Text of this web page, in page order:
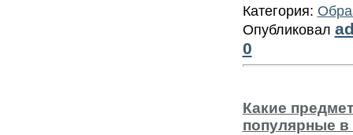
Категория:
Опубликовал
0
Какие
популярные в